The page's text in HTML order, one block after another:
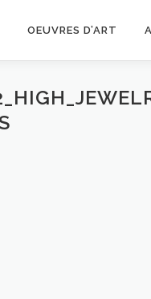
OEUVRES D’ART